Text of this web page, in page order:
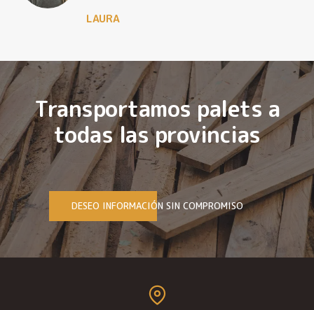
LAURA
Transportamos palets a
todas las provincias
DESEO INFORMACIÓN SIN COMPROMISO